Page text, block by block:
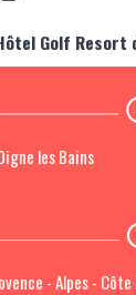
Golf Resort
les Bains
- Alpes - Côte